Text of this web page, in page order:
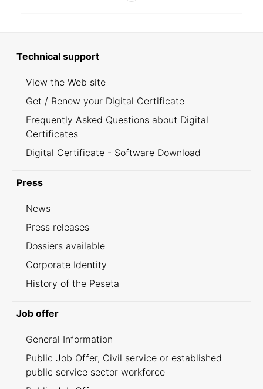
Technical support
View the Web site
Get / Renew your Digital Certificate
Frequently Asked Questions about Digital
Certificates
Digital Certificate - Software Download
Press
News
Press releases
Dossiers available
Corporate Identity
History of the Peseta
Job offer
General Information
Public Job Offer, Civil service or established
public service sector workforce